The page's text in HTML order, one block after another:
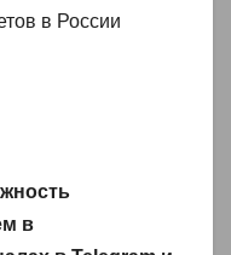
в России
в